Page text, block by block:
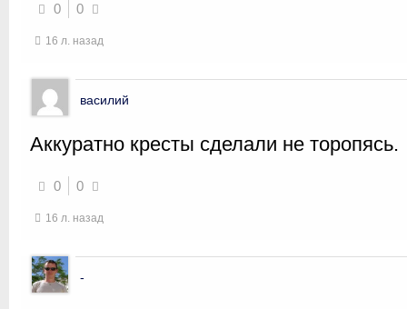
0 0
16 л. назад
василий
Аккуратно кресты сделали не торопясь.
0 0
16 л. назад
-